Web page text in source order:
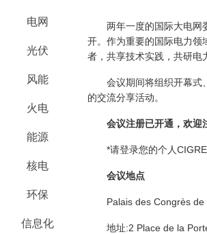
电网
光伏
风能
火电
能源
核电
环保
信息化
两年一度的国际大电网
开。作为重要的国际电力领
者，共享技术实践，共研电
会议期间将组织开幕式
的交流分享活动。
会议注册已开通，欢迎
*请登录您的个人
会议地点
Palais des Congrès de
地址:2 Place de la